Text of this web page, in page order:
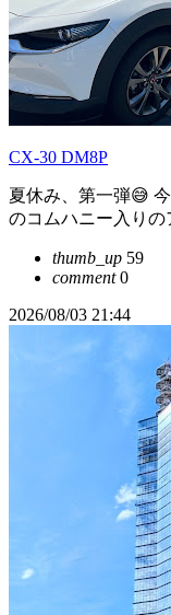
CX-30 DM8P
夏休み、第一弾😅
のコムハニー入り
thumb_up 59
comment0
2026/08/03 21:44